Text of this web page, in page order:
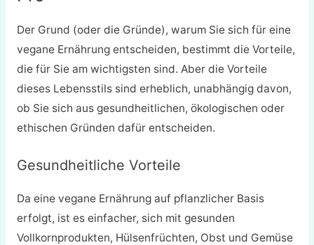
Der Grund (oder die Gründe), warum Sie sich für eine
vegane Ernährung entscheiden, bestimmt die Vorteile,
die für Sie am wichtigsten sind. Aber die Vorteile
dieses Lebensstils sind erheblich, unabhängig davon,
ob Sie sich aus gesundheitlichen, ökologischen oder
ethischen Gründen dafür entscheiden.
Gesundheitliche Vorteile
Da eine vegane Ernährung auf pflanzlicher Basis
erfolgt, ist es einfacher, sich mit gesunden
Vollkornprodukten, Hülsenfrüchten, Obst und Gemüse